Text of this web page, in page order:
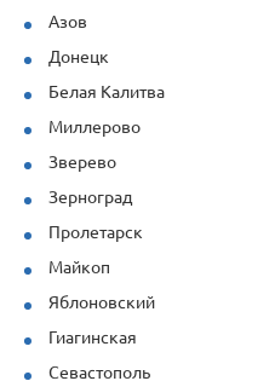
Азов
Донецк
Белая Калитва
Миллерово
Зверево
Зерноград
Пролетарск
Майкоп
Яблоновский
Гиагинская
Севастополь